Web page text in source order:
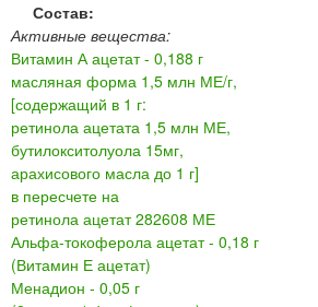
Состав:
Активные вещества:
Витамин А ацетат - 0,188 г
масляная форма 1,5 млн МЕ/г,
[содержащий в 1 г:
ретинола ацетата 1,5 млн МЕ,
бутилокситолуола 15мг,
арахисового масла до 1 г]
в пересчете на
ретинола ацетат 282608 МЕ
Альфа-токоферола ацетат - 0,18 г
(Витамин Е ацетат)
Менадион - 0,05 г